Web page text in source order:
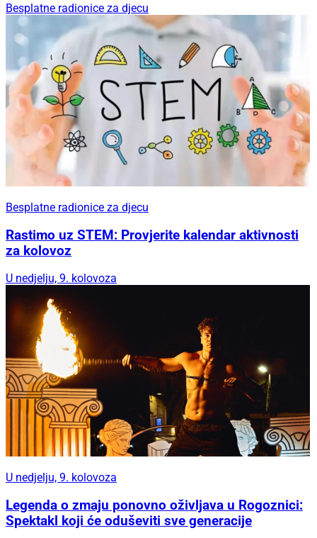
Besplatne radionice za djecu
Besplatne radionice za djecu
Rastimo uz STEM: Provjerite kalendar aktivnosti
za kolovoz
U nedjelju, 9. kolovoza
U nedjelju, 9. kolovoza
Legenda o zmaju ponovno oživljava u Rogoznici:
Spektakl koji će oduševiti sve generacije